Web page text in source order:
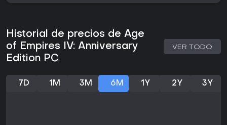
contenido. Si te atrae la estrategia en tiempo real con
Historial de precios de Age
of Empires IV: Anniversary
Edition PC
VER TODO
7D 1M 3M 6M 1Y 2Y 3Y